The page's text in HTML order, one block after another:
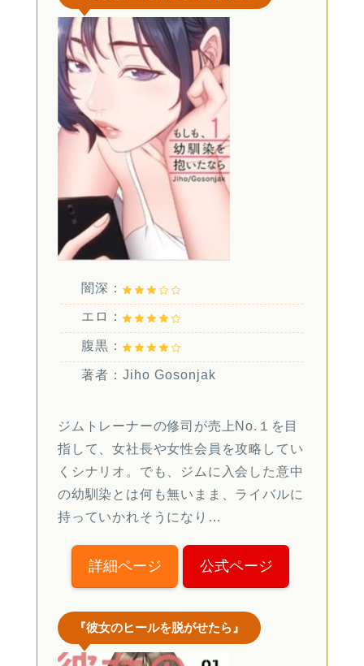
闇深：
エロ：
腹黒：
著者：Jiho Gosonjak
ジムトレーナーの修司が売上No.１を目
指して、女社長や女性会員を攻略してい
くシナリオ。でも、ジムに入会した意中
の幼馴染とは何も無いまま、ライバルに
持っていかれそうになり…
詳細ページ 公式ページ
『彼女のヒールを脱がせたら』